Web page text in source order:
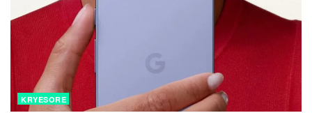
KRYESORE